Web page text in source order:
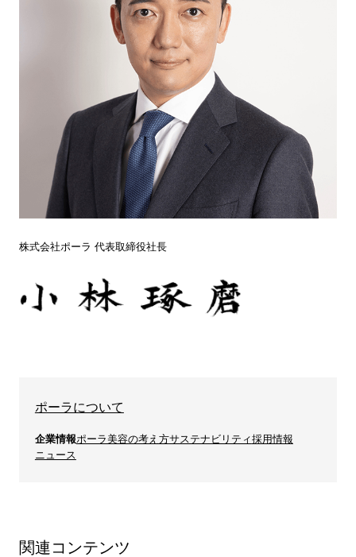
株式会社ポーラ 代表取締役社長
ポーラについて
企業情報ポーラ美容の考え方サステナビリティ採用情報
ニュース
関連コンテンツ